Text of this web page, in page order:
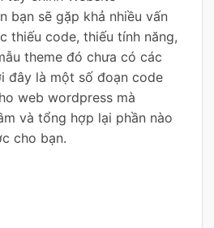
bạn sẽ gặp khả nhiều vấn
thiếu code, thiếu tính năng,
theme đó chưa có các
đây là một số đoạn code
web wordpress mà
và tổng hợp lại phần nào
cho bạn.